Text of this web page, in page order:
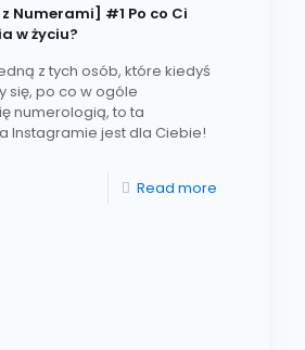
z Numerami] #1 Po co Ci
w życiu?
z tych osób, które kiedyś
się, po co w ogóle
numerologią, to ta
Instagramie jest dla Ciebie!
Read more